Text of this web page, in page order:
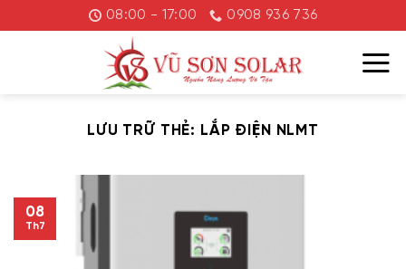
đến
08:00 - 17:00 0908 936 736
LƯU TRỮ THẺ: LẮP ĐIỆN NLMT
08
Th7